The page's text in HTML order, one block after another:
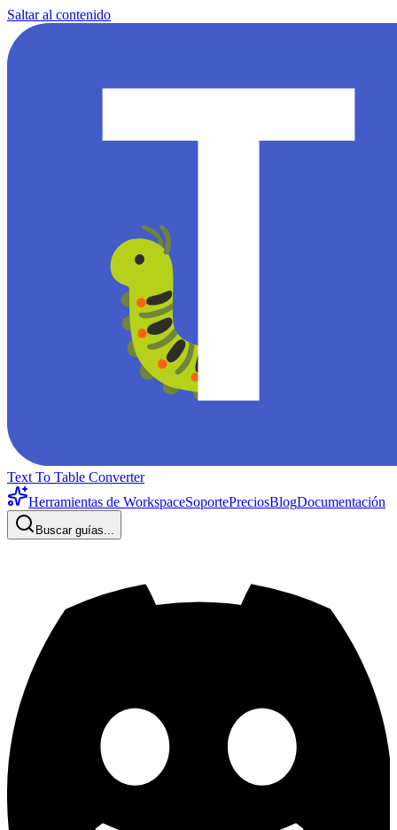
Saltar al contenido
Text To Table Converter
Herramientas de WorkspaceSoportePreciosBlogDocumentación
Buscar guías...